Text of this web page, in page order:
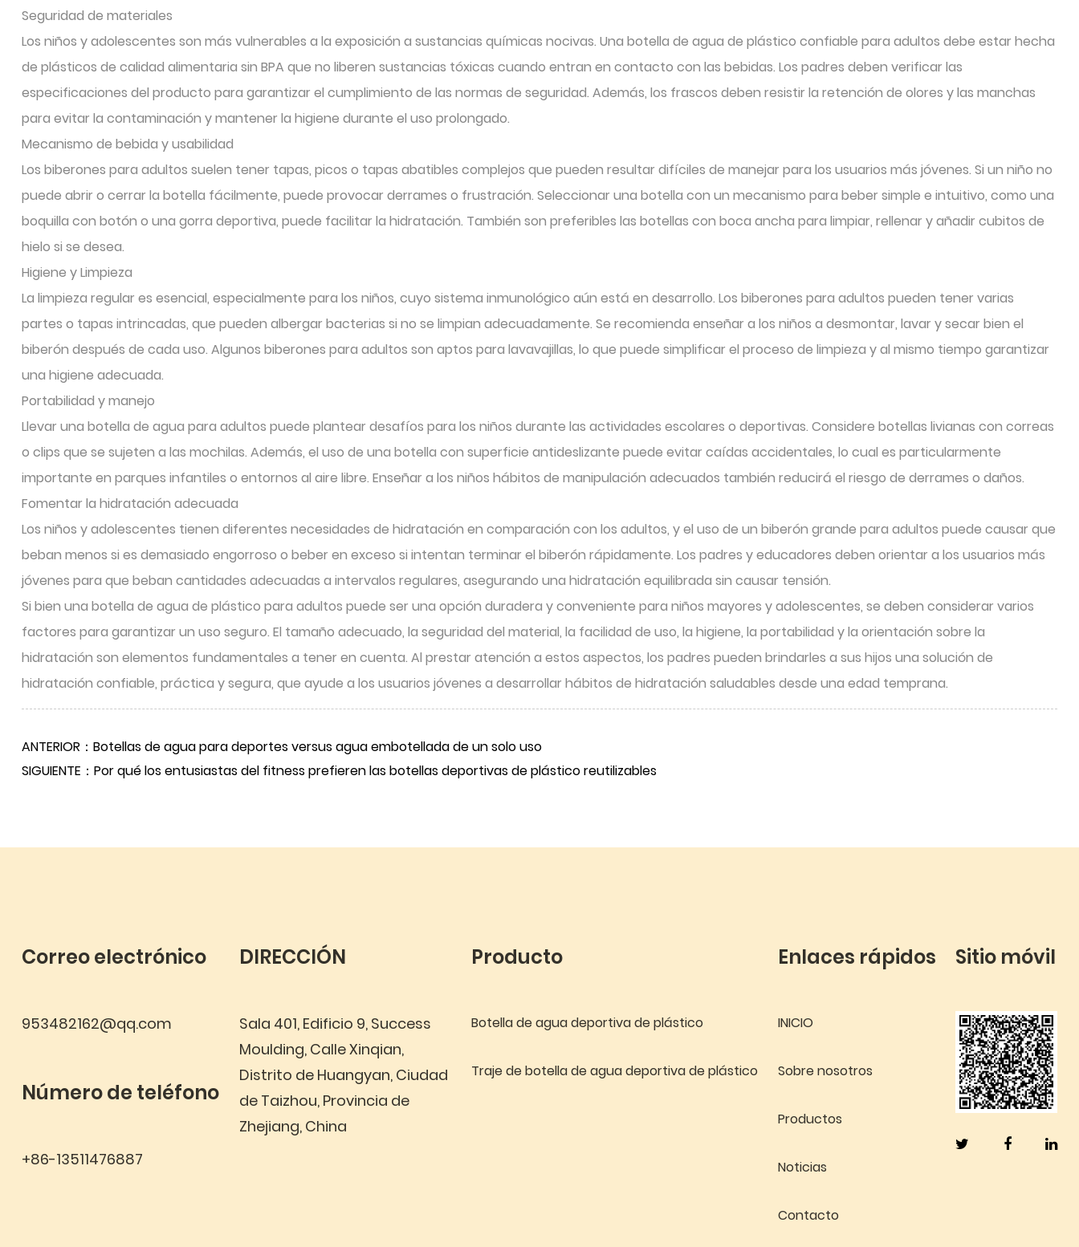
Seguridad de materiales
Los niños y adolescentes son más vulnerables a la exposición a sustancias químicas nocivas. Una botella de agua de plástico confiable para adultos debe estar hecha
de plásticos de calidad alimentaria sin BPA que no liberen sustancias tóxicas cuando entran en contacto con las bebidas. Los padres deben verificar las
especificaciones del producto para garantizar el cumplimiento de las normas de seguridad. Además, los frascos deben resistir la retención de olores y las manchas
para evitar la contaminación y mantener la higiene durante el uso prolongado.
Mecanismo de bebida y usabilidad
Los biberones para adultos suelen tener tapas, picos o tapas abatibles complejos que pueden resultar difíciles de manejar para los usuarios más jóvenes. Si un niño no
puede abrir o cerrar la botella fácilmente, puede provocar derrames o frustración. Seleccionar una botella con un mecanismo para beber simple e intuitivo, como una
boquilla con botón o una gorra deportiva, puede facilitar la hidratación. También son preferibles las botellas con boca ancha para limpiar, rellenar y añadir cubitos de
hielo si se desea.
Higiene y Limpieza
La limpieza regular es esencial, especialmente para los niños, cuyo sistema inmunológico aún está en desarrollo. Los biberones para adultos pueden tener varias
partes o tapas intrincadas, que pueden albergar bacterias si no se limpian adecuadamente. Se recomienda enseñar a los niños a desmontar, lavar y secar bien el
biberón después de cada uso. Algunos biberones para adultos son aptos para lavavajillas, lo que puede simplificar el proceso de limpieza y al mismo tiempo garantizar
una higiene adecuada.
Portabilidad y manejo
Llevar una botella de agua para adultos puede plantear desafíos para los niños durante las actividades escolares o deportivas. Considere botellas livianas con correas
o clips que se sujeten a las mochilas. Además, el uso de una botella con superficie antideslizante puede evitar caídas accidentales, lo cual es particularmente
importante en parques infantiles o entornos al aire libre. Enseñar a los niños hábitos de manipulación adecuados también reducirá el riesgo de derrames o daños.
Fomentar la hidratación adecuada
Los niños y adolescentes tienen diferentes necesidades de hidratación en comparación con los adultos, y el uso de un biberón grande para adultos puede causar que
beban menos si es demasiado engorroso o beber en exceso si intentan terminar el biberón rápidamente. Los padres y educadores deben orientar a los usuarios más
jóvenes para que beban cantidades adecuadas a intervalos regulares, asegurando una hidratación equilibrada sin causar tensión.
Si bien una botella de agua de plástico para adultos puede ser una opción duradera y conveniente para niños mayores y adolescentes, se deben considerar varios
factores para garantizar un uso seguro. El tamaño adecuado, la seguridad del material, la facilidad de uso, la higiene, la portabilidad y la orientación sobre la
hidratación son elementos fundamentales a tener en cuenta. Al prestar atención a estos aspectos, los padres pueden brindarles a sus hijos una solución de
hidratación confiable, práctica y segura, que ayude a los usuarios jóvenes a desarrollar hábitos de hidratación saludables desde una edad temprana.
ANTERIOR：Botellas de agua para deportes versus agua embotellada de un solo uso
SIGUIENTE：Por qué los entusiastas del fitness prefieren las botellas deportivas de plástico reutilizables
Correo electrónico
953482162@qq.com
Número de teléfono
+86-13511476887
DIRECCIÓN
Sala 401, Edificio 9, Success
Moulding, Calle Xinqian,
Distrito de Huangyan, Ciudad
de Taizhou, Provincia de
Zhejiang, China
Producto
Botella de agua deportiva de plástico
Traje de botella de agua deportiva de plástico
Enlaces rápidos
INICIO
Sobre nosotros
Productos
Noticias
Contacto
Sitio móvil